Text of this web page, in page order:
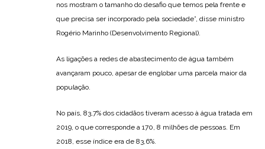
nos mostram o tamanho do desafio que temos pela frente e
que precisa ser incorporado pela sociedade”, disse ministro
Rogério Marinho (Desenvolvimento Regional).
As ligações a redes de abastecimento de água também
avançaram pouco, apesar de englobar uma parcela maior da
população.
No país, 83,7% dos cidadãos tiveram acesso à água tratada em
2019, o que corresponde a 170, 8 milhões de pessoas. Em
2018, esse índice era de 83,6%.